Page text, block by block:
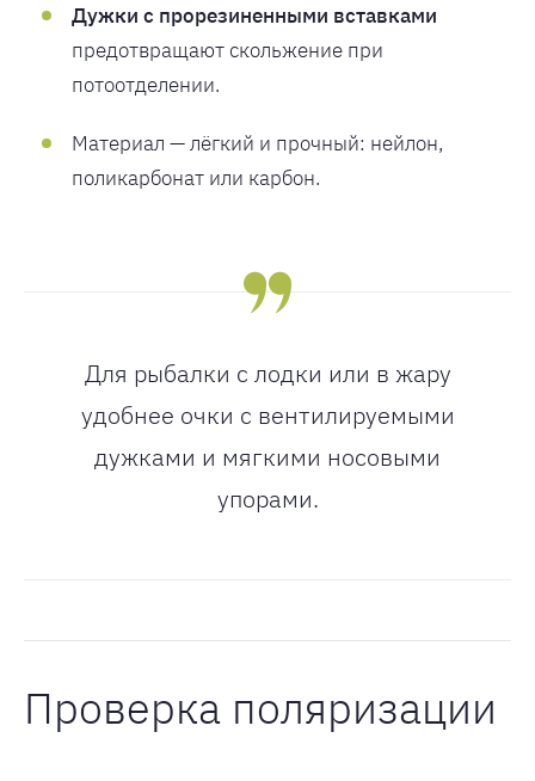
Дужки с прорезиненными вставками
предотвращают скольжение при
потоотделении.
Материал — лёгкий и прочный: нейлон,
поликарбонат или карбон.
Для рыбалки с лодки или в жару
удобнее очки с вентилируемыми
дужками и мягкими носовыми
упорами.
Проверка поляризации